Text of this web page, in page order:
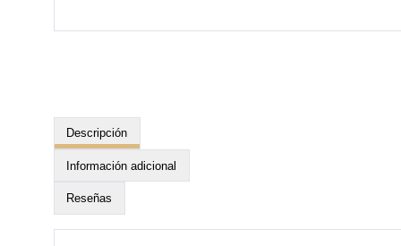
Descripción
Información adicional
Reseñas